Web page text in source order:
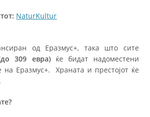
NaturKultur
од Еразмус+, така што сите
309 евра)ќе бидат надоместени
на Еразмус+. Храната и престојот ќе